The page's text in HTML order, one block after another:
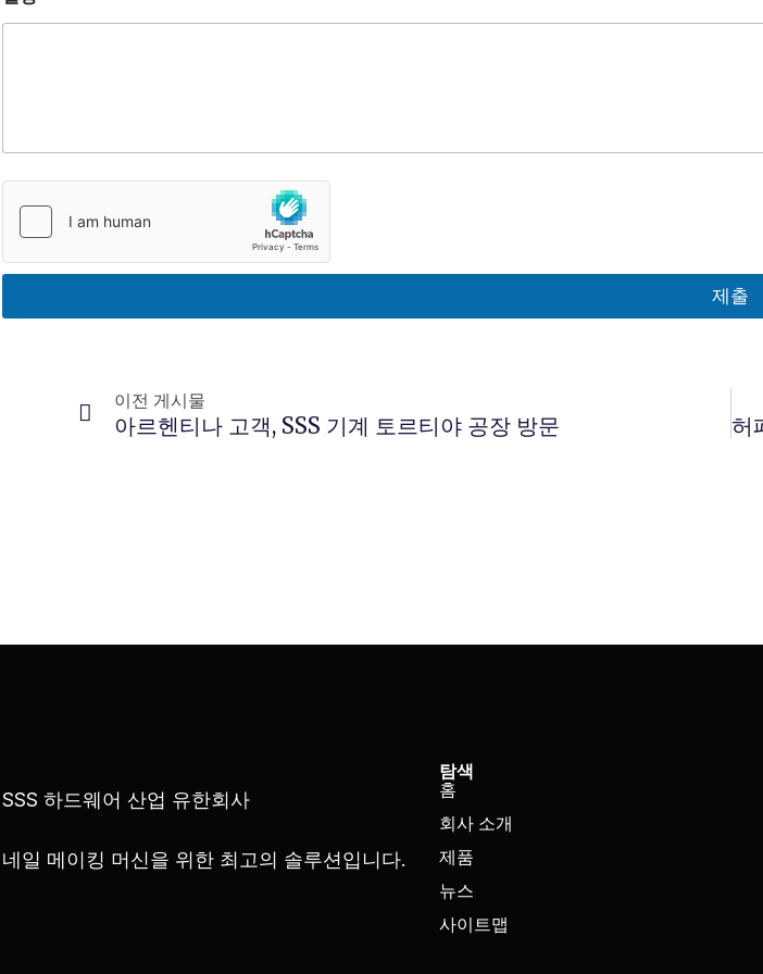
제출
이전 게시물
아르헨티나 고객, SSS 기계 토르티야 공장 방문
SSS 하드웨어 산업 유한회사
네일 메이킹 머신을 위한 최고의 솔루션입니다.
탐색
홈
회사 소개
제품
뉴스
사이트맵